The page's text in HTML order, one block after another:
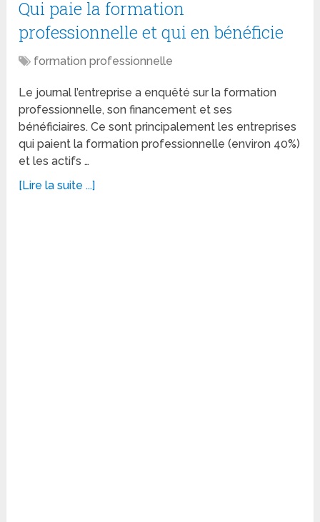
Qui paie la formation
professionnelle et qui en bénéficie
formation professionnelle
Le journal l’entreprise a enquêté sur la formation
professionnelle, son financement et ses
bénéficiaires. Ce sont principalement les entreprises
qui paient la formation professionnelle (environ 40%)
et les actifs …
[Lire la suite ...]